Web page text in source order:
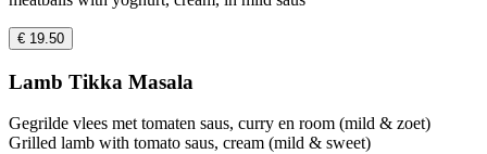
€ 19.50
Lamb Tikka Masala
Gegrilde vlees met tomaten saus, curry en room (mild & zoet)
Grilled lamb with tomato saus, cream (mild & sweet)